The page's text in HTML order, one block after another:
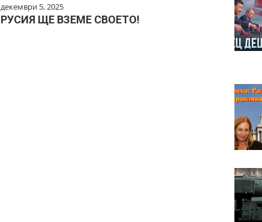
декември 5, 2025
РУСИЯ ЩЕ ВЗЕМЕ СВОЕТО!